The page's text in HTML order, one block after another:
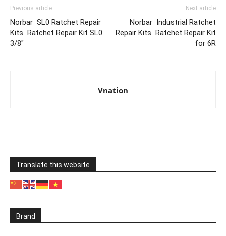
Previous article
Norbar SL0 Ratchet Repair
Kits Ratchet Repair Kit SL0
3/8″
Next article
Norbar Industrial Ratchet
Repair Kits Ratchet Repair Kit
for 6R
Vnation
Translate this website
Brand